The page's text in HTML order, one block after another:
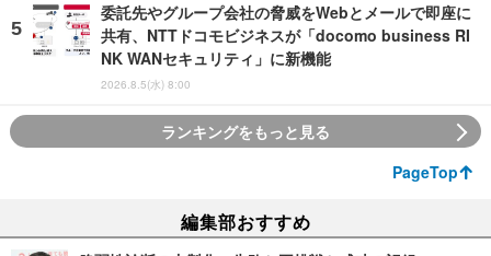
委託先やグループ会社の脅威をWebとメールで即座に
共有、NTTドコモビジネスが「docomo business RI
NK WANセキュリティ」に新機能
2026.8.5(水) 8:00
ランキングをもっと見る
PageTop
編集部おすすめ